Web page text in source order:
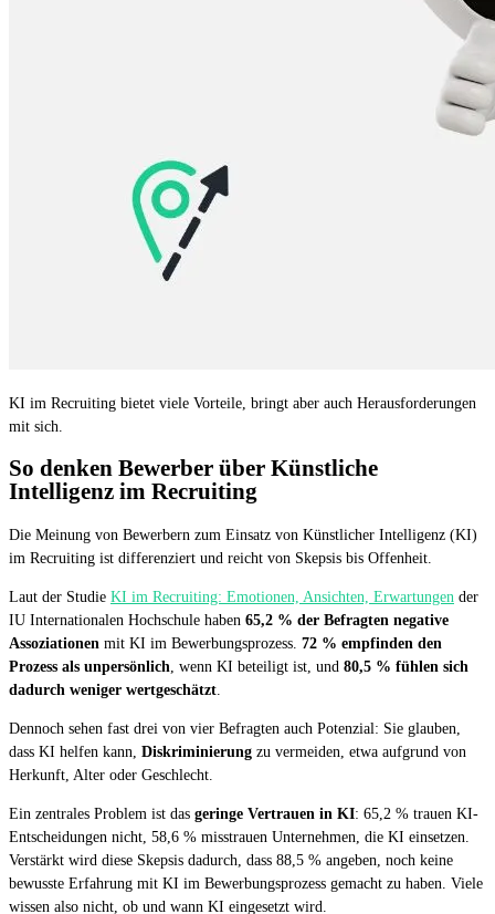
KI im Recruiting bietet viele Vorteile, bringt aber auch Herausforderungen
mit sich.
So denken Bewerber über Künstliche
Intelligenz im Recruiting
Die Meinung von Bewerbern zum Einsatz von Künstlicher Intelligenz (KI)
im Recruiting ist differenziert und reicht von Skepsis bis Offenheit.
Laut der Studie KI im Recruiting: Emotionen, Ansichten, Erwartungen der
IU Internationalen Hochschule haben 65,2 % der Befragten negative
Assoziationen mit KI im Bewerbungsprozess. 72 % empfinden den
Prozess als unpersönlich , wenn KI beteiligt ist, und 80,5 % fühlen sich
dadurch weniger wertgeschätzt
Dennoch sehen fast drei von vier Befragten auch Potenzial: Sie glauben,
dass KI helfen kann, Diskriminierung zu vermeiden, etwa aufgrund von
Herkunft, Alter oder Geschlecht.
Ein zentrales Problem ist das geringe Vertrauen in KI: 65,2 % trauen KI-
Entscheidungen nicht, 58,6 % misstrauen Unternehmen, die KI einsetzen.
Verstärkt wird diese Skepsis dadurch, dass 88,5 % angeben, noch keine
bewusste Erfahrung mit KI im Bewerbungsprozess gemacht zu haben. Viele
wissen also nicht, ob und wann KI eingesetzt wird.